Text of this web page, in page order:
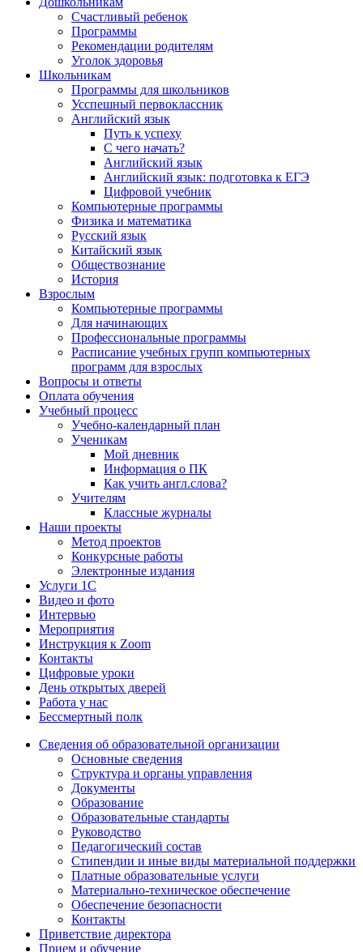
Счастливый ребенок
Программы
Рекомендации родителям
Уголок здоровья
Школьникам
Программы для школьников
Усспешный первоклассник
Английский язык
Путь к успеху
С чего начать?
Английский язык
Английский язык: подготовка к ЕГЭ
Цифровой учебник
Компьютерные программы
Физика и математика
Русский язык
Китайский язык
Обществознание
История
Взрослым
Компьютерные программы
Для начинающих
Профессиональные программы
Расписание учебных групп компьютерных
программ для взрослых
Вопросы и ответы
Оплата обучения
Учебный процесс
Учебно-календарный план
Ученикам
Мой дневник
Информация о ПК
Как учить англ.слова?
Учителям
Классные журналы
Наши проекты
Метод проектов
Конкурсные работы
Электронные издания
Услуги 1C
Видео и фото
Интервью
Мероприятия
Инструкция к Zoom
Контакты
Цифровые уроки
День открытых дверей
Работа у нас
Бессмертный полк
Сведения об образовательной организации
Основные сведения
Структура и органы управления
Документы
Образование
Образовательные стандарты
Руководство
Педагогический состав
Стипендии и иные виды материальной поддержки
Платные образовательные услуги
Материально-техническое обеспечение
Обеспечение безопасности
Контакты
Приветствие директора
Прием и обучение